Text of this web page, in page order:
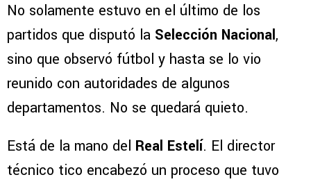
No solamente estuvo en el último de los
partidos que disputó la Selección Nacional,
sino que observó fútbol y hasta se lo vio
reunido con autoridades de algunos
departamentos. No se quedará quieto.
Está de la mano del Real Estelí. El director
técnico tico encabezó un proceso que tuvo